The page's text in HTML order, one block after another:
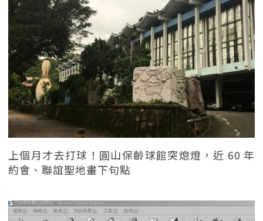
上個月才去打球！圓山保齡球館突熄燈，近 60 年
約會、聯誼聖地畫下句點